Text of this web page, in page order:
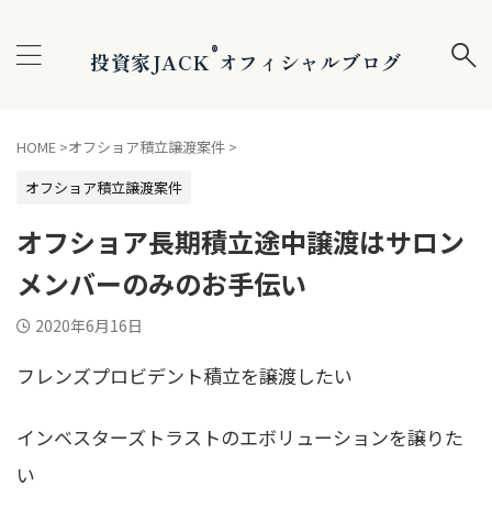
投資家JACK®オフィシャルブログ
HOME >オフショア積立譲渡案件 >
オフショア積立譲渡案件
オフショア長期積立途中譲渡はサロン
メンバーのみのお手伝い
2020年6月16日
フレンズプロビデント積立を譲渡したい
インベスターズトラストのエボリューションを譲りた
い